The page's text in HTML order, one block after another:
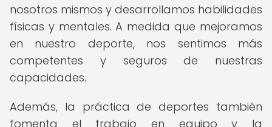
nosotros mismos y desarrollamos habilidades
físicas y mentales. A medida que mejoramos
en nuestro deporte, nos sentimos más
competentes y seguros de nuestras
capacidades.
Además, la práctica de deportes también
fomenta el trabajo en equipo y la